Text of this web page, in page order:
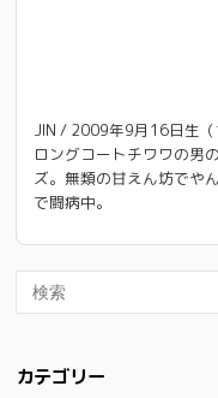
JIN / 2009年9月16日生（
ロングコートチワワの男
ズ。無類の甘えん坊でや
で闘病中。
カテゴリー